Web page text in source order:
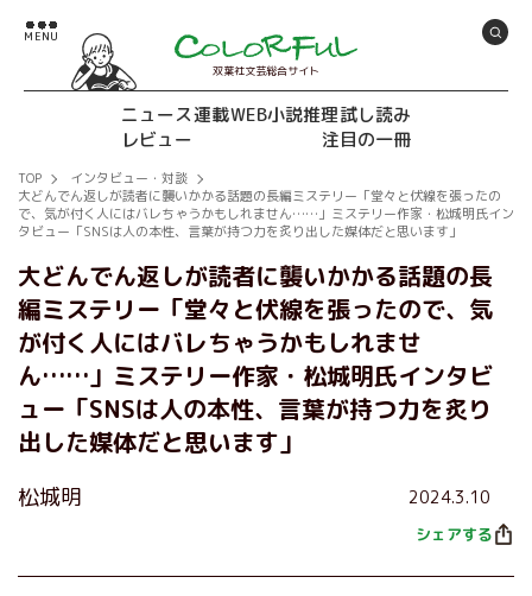
双葉社文芸総合サイト
ニュース連載WEB小説推理試し読み
レビュー
注目の一冊
TOP
インタビュー・対談
大どんでん返しが読者に襲いかかる話題の長編ミステリー「堂々と伏線を張ったの
で、気が付く人にはバレちゃうかもしれません……」ミステリー作家・松城明氏イン
タビュー「SNSは人の本性、言葉が持つ力を炙り出した媒体だと思います」
大どんでん返しが読者に襲いかかる話題の長
編ミステリー「堂々と伏線を張ったので、気
が付く人にはバレちゃうかもしれませ
ん……」ミステリー作家・松城明氏インタビ
ュー「SNSは人の本性、言葉が持つ力を炙り
出した媒体だと思います」
松城明 2024.3.10
シェアする